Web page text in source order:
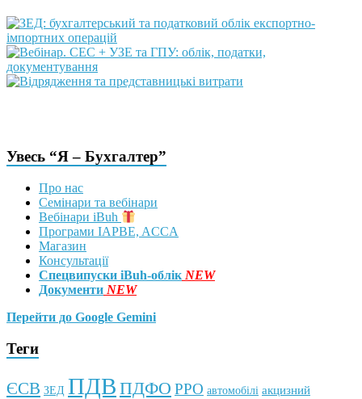
Увесь “Я – Бухгалтер”
Про нас
Семінари та вебінари
Вебінари iBuh
Програми IAPBE, ACCA
Магазин
Консультації
Спецвипуски iBuh-облік NEW
Документи NEW
Перейти до Google Gemini
Теги
ЄСВ ЗЕД ПДВ ПДФО РРО автомобілі акцизний